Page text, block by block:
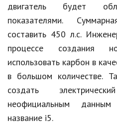
Путешествия
Строительство
Культура и общество
Мода и стиль
Бизнес
Хобби и развлечения
двигатель будет
показателями.
составить 450 л.с.
процессе создания
использовать карбон в
в большом количестве.
создать
неофициальным
название i5.